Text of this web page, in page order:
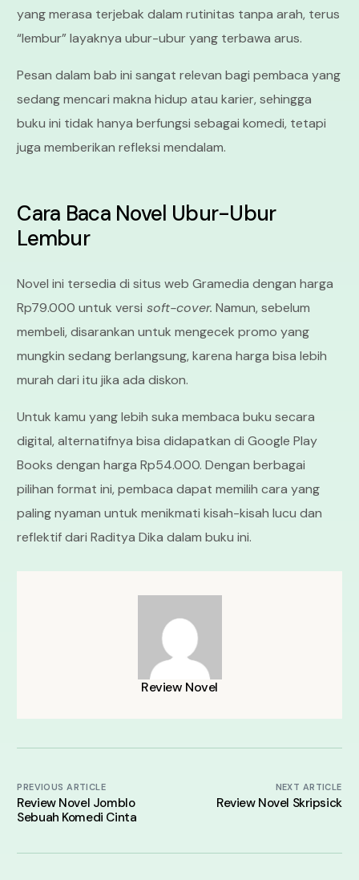
yang merasa terjebak dalam rutinitas tanpa arah, terus
“lembur” layaknya ubur-ubur yang terbawa arus.
Pesan dalam bab ini sangat relevan bagi pembaca yang
sedang mencari makna hidup atau karier, sehingga
buku ini tidak hanya berfungsi sebagai komedi, tetapi
juga memberikan refleksi mendalam.
Cara Baca Novel Ubur-Ubur
Lembur
Novel ini tersedia di situs web Gramedia dengan harga
Rp79.000 untuk versi soft-cover. Namun, sebelum
membeli, disarankan untuk mengecek promo yang
mungkin sedang berlangsung, karena harga bisa lebih
murah dari itu jika ada diskon.
Untuk kamu yang lebih suka membaca buku secara
digital, alternatifnya bisa didapatkan di Google Play
Books dengan harga Rp54.000. Dengan berbagai
pilihan format ini, pembaca dapat memilih cara yang
paling nyaman untuk menikmati kisah-kisah lucu dan
reflektif dari Raditya Dika dalam buku ini.
Review Novel
PREVIOUS ARTICLE
Review Novel Jomblo
Sebuah Komedi Cinta
NEXT ARTICLE
Review Novel Skripsick